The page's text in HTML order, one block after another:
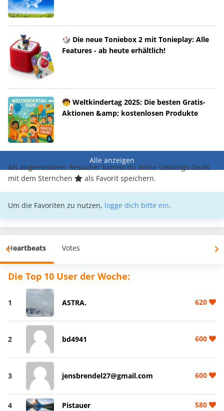
🎲 Die neue Toniebox 2 mit Tonieplay: Alle
Features - ab heute erhältlich!
🧒 Weltkindertag 2025: Die besten Gratis-
Aktionen &amp; kostenlosen Produkte
Alle anzeigen
Als angemeldeter Besucher kannst du deine Lieblings-Deals
mit dem Sternchen
als Favorit speichern.
Um die Favoriten zu nutzen, logge dich bitte ein.
Heartbeats Votes
Die Top 10 User der Woche:
1 ASTRA. 620
2 bd4941 600
3 jensbrendel27@gmail.com 600
4 Pistauer 580